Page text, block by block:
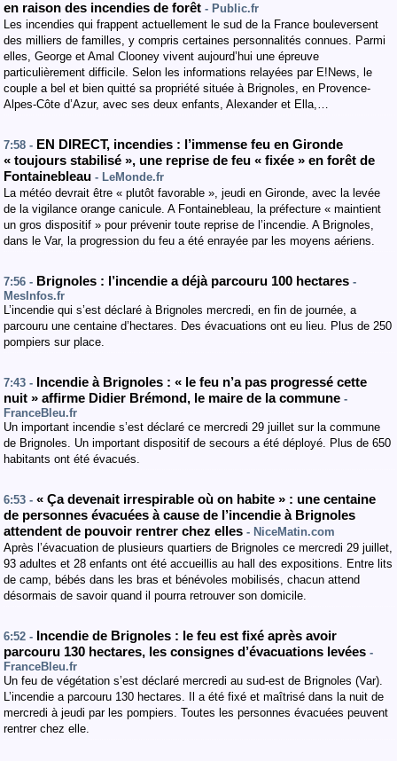
en raison des incendies de forêt - Public.fr
Les incendies qui frappent actuellement le sud de la France bouleversent
des milliers de familles, y compris certaines personnalités connues. Parmi
elles, George et Amal Clooney vivent aujourd’hui une épreuve
particulièrement difficile. Selon les informations relayées par E!News, le
couple a bel et bien quitté sa propriété située à Brignoles, en Provence-
Alpes-Côte d’Azur, avec ses deux enfants, Alexander et Ella,…
7:58 - EN DIRECT, incendies : l’immense feu en Gironde
« toujours stabilisé », une reprise de feu « fixée » en forêt de
Fontainebleau - LeMonde.fr
La météo devrait être « plutôt favorable », jeudi en Gironde, avec la levée
de la vigilance orange canicule. A Fontainebleau, la préfecture « maintient
un gros dispositif » pour prévenir toute reprise de l’incendie. A Brignoles,
dans le Var, la progression du feu a été enrayée par les moyens aériens.
7:56 - Brignoles : l’incendie a déjà parcouru 100 hectares -
MesInfos.fr
L’incendie qui s’est déclaré à Brignoles mercredi, en fin de journée, a
parcouru une centaine d’hectares. Des évacuations ont eu lieu. Plus de 250
pompiers sur place.
7:43 - Incendie à Brignoles : « le feu n’a pas progressé cette
nuit » affirme Didier Brémond, le maire de la commune -
FranceBleu.fr
Un important incendie s’est déclaré ce mercredi 29 juillet sur la commune
de Brignoles. Un important dispositif de secours a été déployé. Plus de 650
habitants ont été évacués.
6:53 - « Ça devenait irrespirable où on habite » : une centaine
de personnes évacuées à cause de l’incendie à Brignoles
attendent de pouvoir rentrer chez elles - NiceMatin.com
Après l’évacuation de plusieurs quartiers de Brignoles ce mercredi 29 juillet,
93 adultes et 28 enfants ont été accueillis au hall des expositions. Entre lits
de camp, bébés dans les bras et bénévoles mobilisés, chacun attend
désormais de savoir quand il pourra retrouver son domicile.
6:52 - Incendie de Brignoles : le feu est fixé après avoir
parcouru 130 hectares, les consignes d’évacuations levées -
FranceBleu.fr
Un feu de végétation s’est déclaré mercredi au sud-est de Brignoles (Var).
L’incendie a parcouru 130 hectares. Il a été fixé et maîtrisé dans la nuit de
mercredi à jeudi par les pompiers. Toutes les personnes évacuées peuvent
rentrer chez elle.